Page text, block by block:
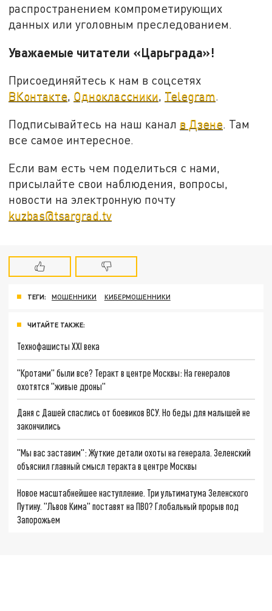
распространением компрометирующих
данных или уголовным преследованием.
Уважаемые читатели «Царьграда»!
Присоединяйтесь к нам в соцсетях
ВКонтакте, Одноклассники, Telegram.
Подписывайтесь на наш канал в Дзене. Там
все самое интересное.
Если вам есть чем поделиться с нами,
присылайте свои наблюдения, вопросы,
новости на электронную почту
kuzbas@tsargrad.tv
ТЕГИ: МОШЕННИКИ КИБЕРМОШЕННИКИ
ЧИТАЙТЕ ТАКЖЕ:
Технофашисты XXI века
"Кротами" были все? Теракт в центре Москвы: На генералов
охотятся "живые дроны"
Даня с Дашей спаслись от боевиков ВСУ. Но беды для малышей не
закончились
"Мы вас заставим": Жуткие детали охоты на генерала. Зеленский
объяснил главный смысл теракта в центре Москвы
Новое масштабнейшее наступление. Три ультиматума Зеленского
Путину. "Львов Кима" поставят на ПВО? Глобальный прорыв под
Запорожьем